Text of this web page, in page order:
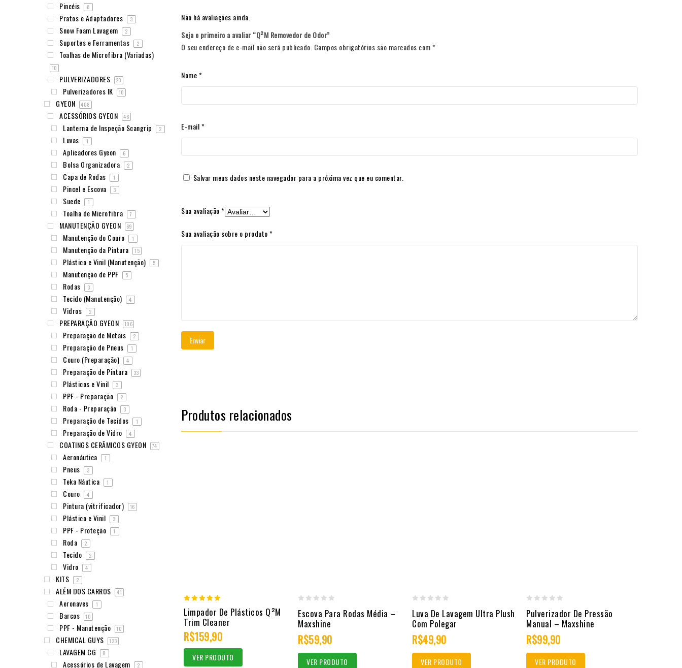
Não há avaliações ainda.
Seja o primeiro a avaliar “Q²M Removedor de Odor”
O seu endereço de e-mail não será publicado. Campos obrigatórios são marcados com*
Nome*
E-mail*
Salvar meus dados neste navegador para a próxima vez que eu comentar.
Sua avaliação*
Sua avaliação sobre o produto*
Produtos relacionados
out of 5
Limpador De Plásticos Q²M
Trim Cleaner
R$159,90
VER PRODUTO
out
5
Escova Para Rodas Média –
Maxshine
R$59,90
VER PRODUTO
out
5
Luva De Lavagem Ultra Plush
Com Polegar
R$49,90
VER PRODUTO
out
5
Pulverizador De Pressão
Manual – Maxshine
R$99,90
VER PRODUTO
Pincéis 8
Pratos e Adaptadores 3
Snow Foam Lavagem 2
Suportes e Ferramentas 2
Toalhas de Microfibra (Variadas)
10
PULVERIZADORES 20
Pulverizadores IK 10
GYEON 408
ACESSÓRIOS GYEON 46
Lanterna de Inspeção Scangrip 2
Luvas 1
Aplicadores Gyeon 6
Bolsa Organizadora 2
Capa de Rodas 1
Pincel e Escova 3
Suede 1
Toalha de Microfibra 7
MANUTENÇÃO GYEON 69
Manutenção do Couro 1
Manutenção da Pintura 15
Plástico e Vinil (Manutenção) 5
Manutenção de PPF 5
Rodas 3
Tecido (Manutenção) 4
Vidros 2
PREPARAÇÃO GYEON 106
Preparação de Metais 2
Preparação de Pneus 1
Couro (Preparação) 4
Preparação de Pintura 33
Plásticos e Vinil 3
PPF - Preparação 2
Roda - Preparação 3
Preparação de Tecidos 1
Preparação de Vidro 4
COATINGS CERÂMICOS GYEON 74
Aeronáutica 1
Pneus 3
Teka Náutica 1
Couro 4
Pintura (vitrificador) 16
Plástico e Vinil 3
PPF - Proteção 1
Roda 2
Tecido 2
Vidro 4
KITS 2
ALÉM DOS CARROS 41
Aeronaves 1
Barcos 10
PPF - Manutenção 10
CHEMICAL GUYS 123
LAVAGEM CG 8
Acessórios de Lavagem 2